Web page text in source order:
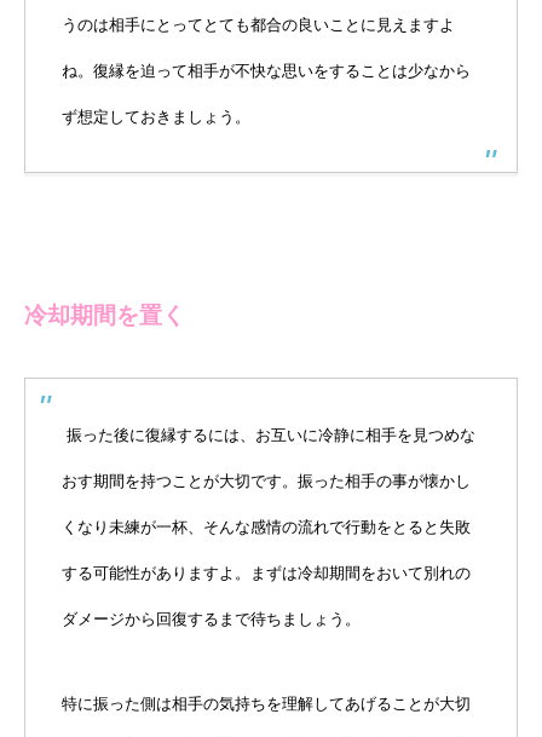
うのは相手にとってとても都合の良いことに見えますよ
ね。復縁を迫って相手が不快な思いをすることは少なから
ず想定しておきましょう。
冷却期間を置く
振った後に復縁するには、お互いに冷静に相手を見つめな
おす期間を持つことが大切です。振った相手の事が懐かし
くなり未練が一杯、そんな感情の流れで行動をとると失敗
する可能性がありますよ。まずは冷却期間をおいて別れの
ダメージから回復するまで待ちましょう。
特に振った側は相手の気持ちを理解してあげることが大切